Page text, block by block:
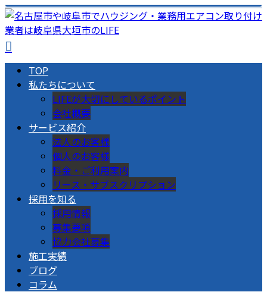
TOP
私たちについて
LIFEが大切にしているポイント
会社概要
サービス紹介
法人のお客様
個人のお客様
料金・ご利用案内
リース・サブスクリプション
採用を知る
採用情報
募集要項
協力会社募集
施工実績
ブログ
コラム